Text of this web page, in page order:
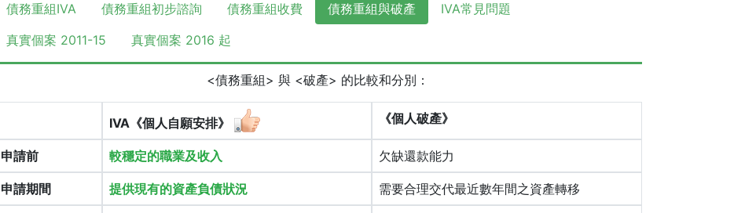
債務重組IVA 債務重組初步諮詢 債務重組收費 債務重組與破產
IVA常見問題
真實個案 2011-15
真實個案 2016 起
<債務重組> 與 <破產> 的比較和分別：
IVA《個人自願安排》 《個人破產》
申請前 較穩定的職業及收入 欠缺還款能力
申請期間 提供現有的資產負債狀況 需要合理交代最近數年間之資產轉移